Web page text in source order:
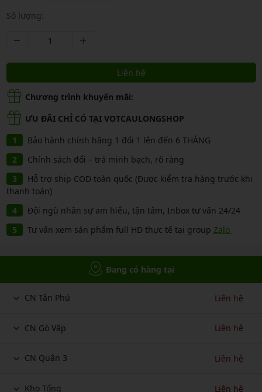
Số lượng:
Liên hệ
Chương trình khuyến mãi:
ƯU ĐÃI CHỈ CÓ TẠI VOTCAULONGSHOP
Bảo hành chính hãng 1 đổi 1 lên đến 6 THÁNG
Chính sách đổi – trả minh bạch, rõ ràng
Hỗ trợ ship COD toàn quốc (Được kiểm tra hàng trước khi
thanh toán)
Đội ngũ nhân sự am hiểu, tận tâm, Inbox tư vấn 24/24
Tư vấn xem sản phẩm full HD thực tế tại group Zalo
Đang có hàng tại
CN Tân Phú Liên hệ
CN Gò Vấp Liên hệ
CN Quận 3 Liên hệ
Kho Tổng Liên hệ